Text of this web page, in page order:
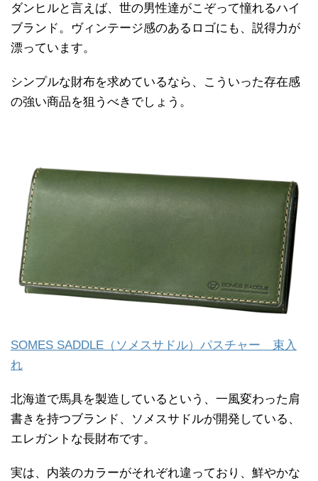
ダンヒルと言えば、世の男性達がこぞって憧れるハイ
ブランド。ヴィンテージ感のあるロゴにも、説得力が
漂っています。
シンプルな財布を求めているなら、こういった存在感
の強い商品を狙うべきでしょう。
SOMES SADDLE（ソメスサドル）パスチャー 束入
れ
北海道で馬具を製造しているという、一風変わった肩
書きを持つブランド、ソメスサドルが開発している、
エレガントな長財布です。
実は、内装のカラーがそれぞれ違っており、鮮やかな